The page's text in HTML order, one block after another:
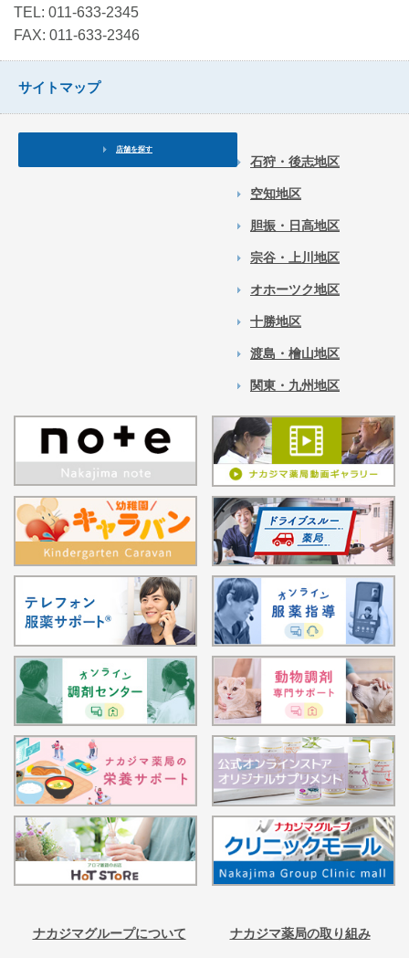
TEL: 011-633-2345
FAX: 011-633-2346
サイトマップ
店舗を探す
石狩・後志地区
空知地区
胆振・日高地区
宗谷・上川地区
オホーツク地区
十勝地区
渡島・檜山地区
関東・九州地区
ナカジマグループについて ナカジマ薬局の取り組み